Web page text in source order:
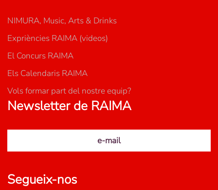
NIMURA, Music, Arts & Drinks
Expriències RAIMA (videos)
El Concurs RAIMA
Els Calendaris RAIMA
Vols formar part del nostre equip?
Newsletter de RAIMA
e-mail
Segueix-nos